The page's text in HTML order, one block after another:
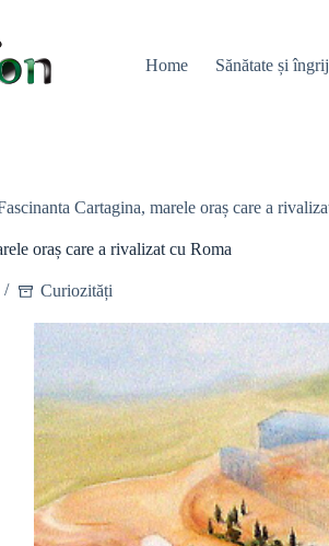
Home
Sănătate și
Cartagina, marele oraș care a
oraș care a rivalizat cu Roma
Curiozități